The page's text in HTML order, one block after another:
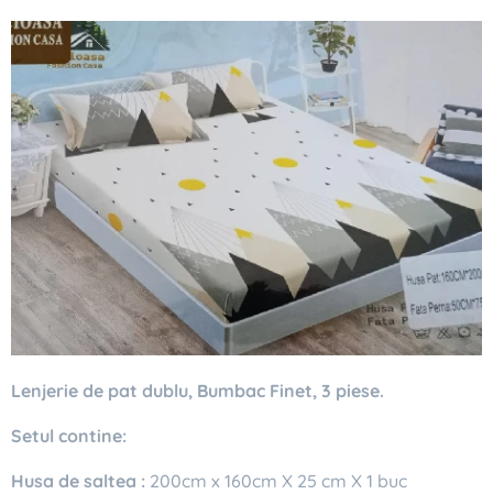
Lenjerie de pat dublu, Bumbac Finet, 3 piese.
Setul contine:
Husa de saltea : 200cm x 160cm X 25 cm X 1 buc